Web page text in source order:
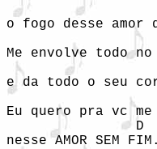
o fogo desse
Me envolve todo
e da todo o seu
Eu quero pra vc
                D
nesse AMOR SEM